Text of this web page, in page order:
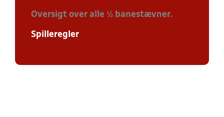
Oversigt over alle ½ banestævner.
Spilleregler